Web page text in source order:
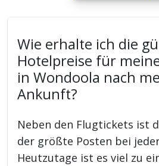
Wie erhalte ich die
Hotelpreise für
in Wondoola nach
Ankunft?
Neben den Flugtickets ist
der größte Posten bei
Heutzutage ist es viel zu